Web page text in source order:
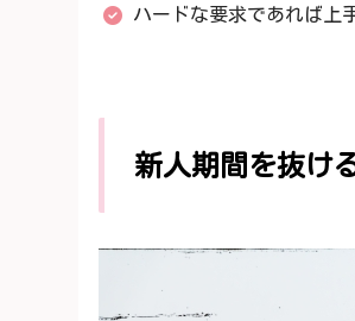
ハードな要求であれば上
新人期間を抜け